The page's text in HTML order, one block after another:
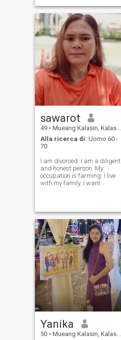
più importante è che non usa
la violenza contro le donne.
sawarot
49 • Mueang Kalasin, Kalasin, Thailandia
Alla ricerca di: Uomo 60 -
70
I am divorced. I am a diligent
and honest person. My
occupation is farming. I live
with my family. I want
not important. I just need
someone who will love and
take care of
Yanika
50 • Mueang Kalasin, Kalasin, Thailandia